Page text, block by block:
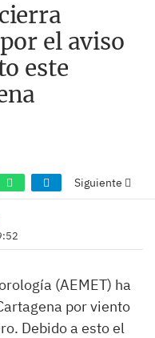
el aviso
este
Siguiente
(AEMET) ha
por viento
Debido a esto el